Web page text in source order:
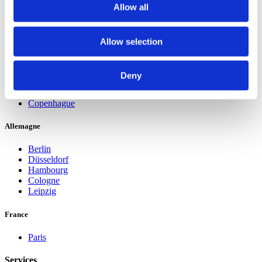
Allow all
Allow selection
Deny
Bruxelles
Copenhague
Allemagne
Berlin
Düsseldorf
Hambourg
Cologne
Leipzig
France
Paris
Services